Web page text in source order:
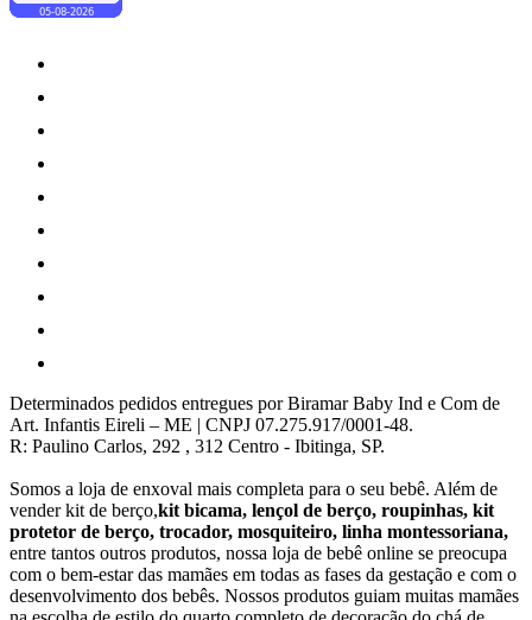
Determinados pedidos entregues por Biramar Baby Ind e Com de
Art. Infantis Eireli – ME | CNPJ 07.275.917/0001-48.
R: Paulino Carlos, 292 , 312 Centro - Ibitinga, SP.
Somos a loja de enxoval mais completa para o seu bebê. Além de
vender kit de berço,kit bicama, lençol de berço, roupinhas, kit
protetor de berço, trocador, mosquiteiro, linha montessoriana,
entre tantos outros produtos, nossa loja de bebê online se preocupa
com o bem-estar das mamães em todas as fases da gestação e com o
desenvolvimento dos bebês. Nossos produtos guiam muitas mamães